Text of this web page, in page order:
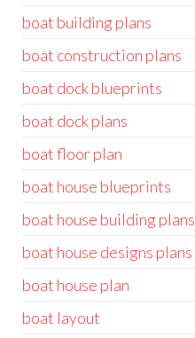
boat building plans
boat construction plans
boat dock blueprints
boat dock plans
boat floor plan
boat house blueprints
boat house building plans
boat house designs plans
boat house plan
boat layout